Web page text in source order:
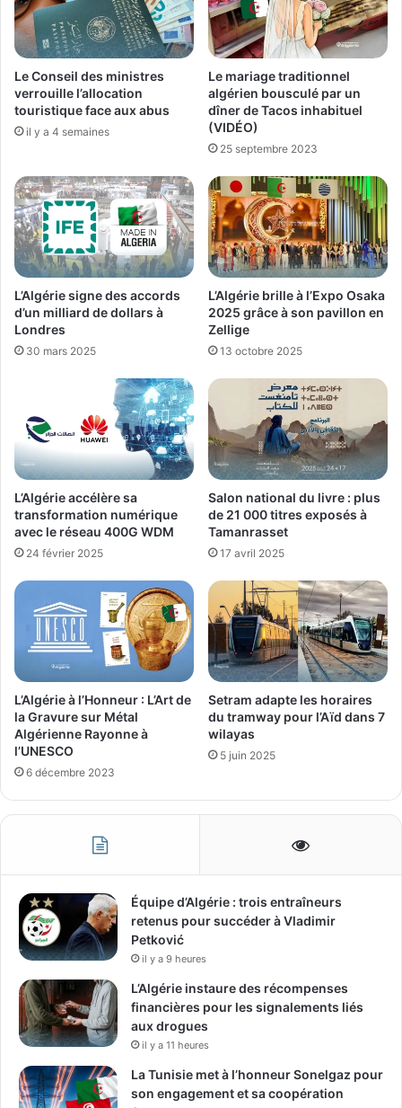
Le Conseil des ministres
verrouille l’allocation
touristique face aux abus
il y a 4 semaines
Le mariage traditionnel
algérien bousculé par un
dîner de Tacos inhabituel
(VIDÉO)
25 septembre 2023
L’Algérie signe des accords
d’un milliard de dollars à
Londres
30 mars 2025
L’Algérie brille à l’Expo Osaka
2025 grâce à son pavillon en
Zellige
13 octobre 2025
L’Algérie accélère sa
transformation numérique
avec le réseau 400G WDM
24 février 2025
Salon national du livre : plus
de 21 000 titres exposés à
Tamanrasset
17 avril 2025
L’Algérie à l’Honneur : L’Art de
la Gravure sur Métal
Algérienne Rayonne à
l’UNESCO
6 décembre 2023
Setram adapte les horaires
du tramway pour l’Aïd dans 7
wilayas
5 juin 2025
Équipe d’Algérie : trois entraîneurs
retenus pour succéder à Vladimir
Petković
il y a 9 heures
L’Algérie instaure des récompenses
financières pour les signalements liés
aux drogues
il y a 11 heures
La Tunisie met à l’honneur Sonelgaz pour
son engagement et sa coopération